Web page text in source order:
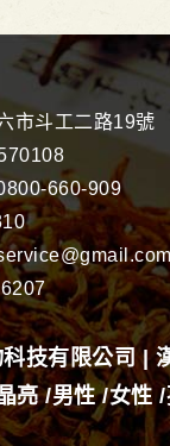
市斗工二路19號
660-909
技有限公司 |
亮 /男性 /女性